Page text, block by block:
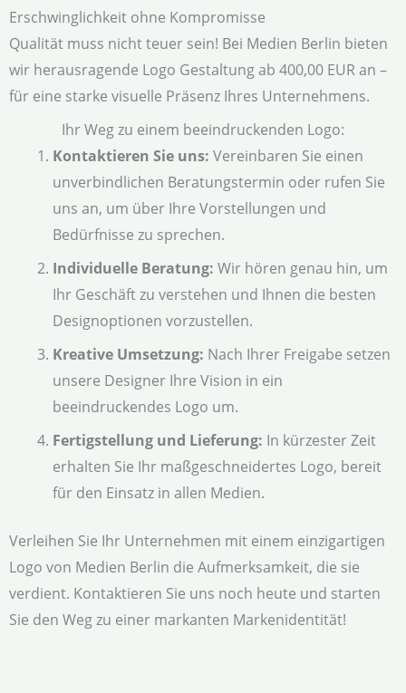
Erschwinglichkeit ohne Kompromisse
Qualität muss nicht teuer sein! Bei Medien Berlin bieten
wir herausragende Logo Gestaltung ab 400,00 EUR an –
für eine starke visuelle Präsenz Ihres Unternehmens.
Ihr Weg zu einem beeindruckenden Logo:
Kontaktieren Sie uns: Vereinbaren Sie einen
unverbindlichen Beratungstermin oder rufen Sie
uns an, um über Ihre Vorstellungen und
Bedürfnisse zu sprechen.
Individuelle Beratung: Wir hören genau hin, um
Ihr Geschäft zu verstehen und Ihnen die besten
Designoptionen vorzustellen.
Kreative Umsetzung: Nach Ihrer Freigabe setzen
unsere Designer Ihre Vision in ein
beeindruckendes Logo um.
Fertigstellung und Lieferung: In kürzester Zeit
erhalten Sie Ihr maßgeschneidertes Logo, bereit
für den Einsatz in allen Medien.
Verleihen Sie Ihr Unternehmen mit einem einzigartigen
Logo von Medien Berlin die Aufmerksamkeit, die sie
verdient. Kontaktieren Sie uns noch heute und starten
Sie den Weg zu einer markanten Markenidentität!